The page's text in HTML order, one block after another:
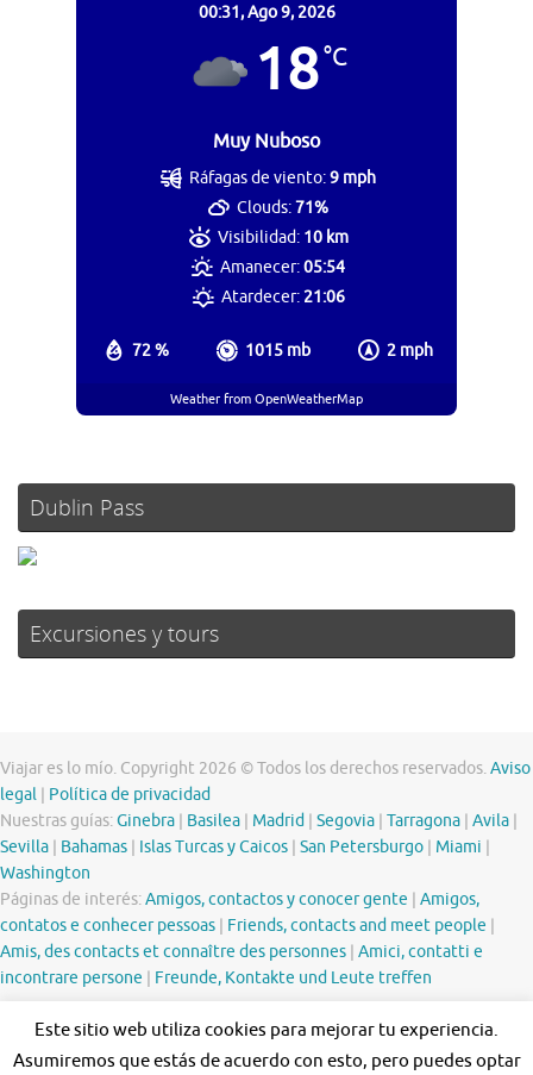
00:31,Ago 9, 2026
18°C
Muy Nuboso
72 % 1015 mb 2 mph
Ráfagas de viento:9 mph
Clouds:71%
Visibilidad: 10 km
Amanecer:05:54
Atardecer:21:06
Weather from OpenWeatherMap
Dublin Pass
Excursiones y tours
Viajar es lo mío. Copyright 2026 © Todos los derechos reservados.Aviso
legal
Política de privacidad
Nuestras guías:Ginebra Basilea Madrid Segovia Tarragona Avila
Sevilla
Bahamas Islas Turcas y Caicos San Petersburgo Miami
Washington
Páginas de interés:Amigos, contactos y conocer gente
Amigos,
contatos e conhecer pessoas
Friends, contacts and meet people
Amis, des contacts et connaître des personnes Amici, contatti e
incontrare persone
Freunde, Kontakte und Leute treffen
Este sitio web utiliza cookies para mejorar tu experiencia.
Asumiremos que estás de acuerdo con esto, pero puedes optar